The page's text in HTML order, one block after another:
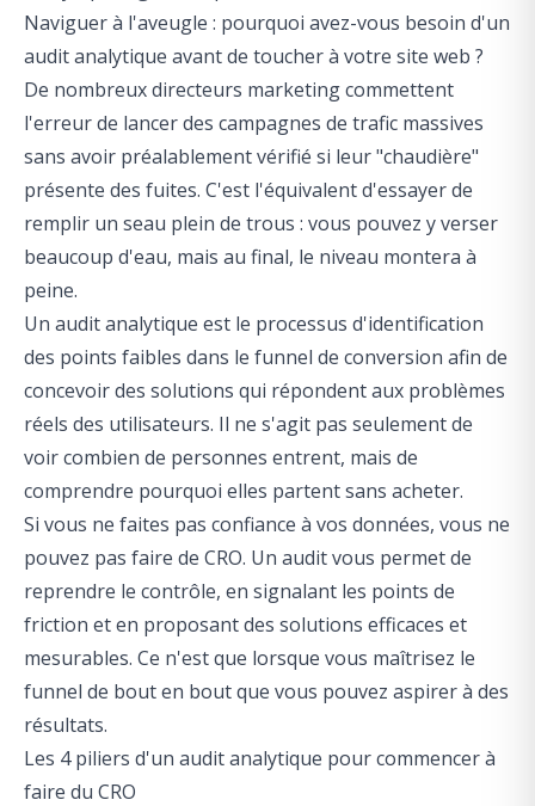
Naviguer à l'aveugle : pourquoi avez-vous besoin d'un
audit analytique avant de toucher à votre site web ?
De nombreux directeurs marketing commettent
l'erreur de lancer des campagnes de trafic massives
sans avoir préalablement vérifié si leur "chaudière"
présente des fuites. C'est l'équivalent d'essayer de
remplir un seau plein de trous : vous pouvez y verser
beaucoup d'eau, mais au final, le niveau montera à
peine.
Un audit analytique est le processus d'identification
des points faibles dans le funnel de conversion afin de
concevoir des solutions qui répondent aux problèmes
réels des utilisateurs. Il ne s'agit pas seulement de
voir combien de personnes entrent, mais de
comprendre pourquoi elles partent sans acheter.
Si vous ne faites pas confiance à vos données, vous ne
pouvez pas faire de CRO. Un audit vous permet de
reprendre le contrôle, en signalant les points de
friction et en proposant des solutions efficaces et
mesurables. Ce n'est que lorsque vous maîtrisez le
funnel de bout en bout que vous pouvez aspirer à des
résultats.
Les 4 piliers d'un audit analytique pour commencer à
faire du CRO